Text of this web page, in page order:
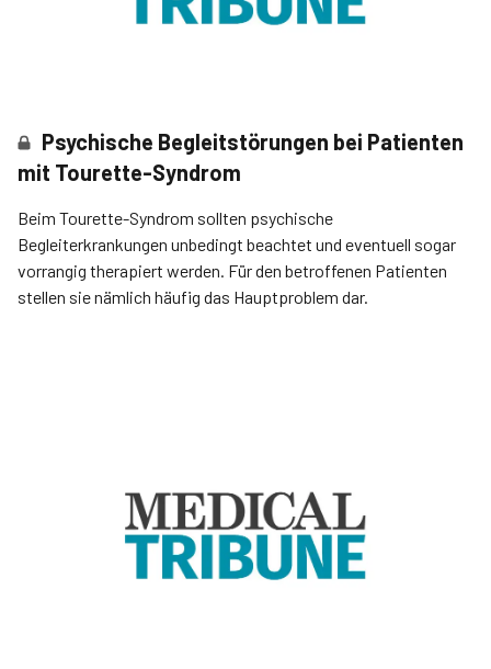
Psychische Begleitstörungen bei Patienten
mit Tourette-Syndrom
Beim Tourette-Syndrom sollten psychische
Begleiterkrankungen unbedingt beachtet und eventuell sogar
vorrangig therapiert werden. Für den betroffenen Patienten
stellen sie nämlich häufig das Hauptproblem dar.